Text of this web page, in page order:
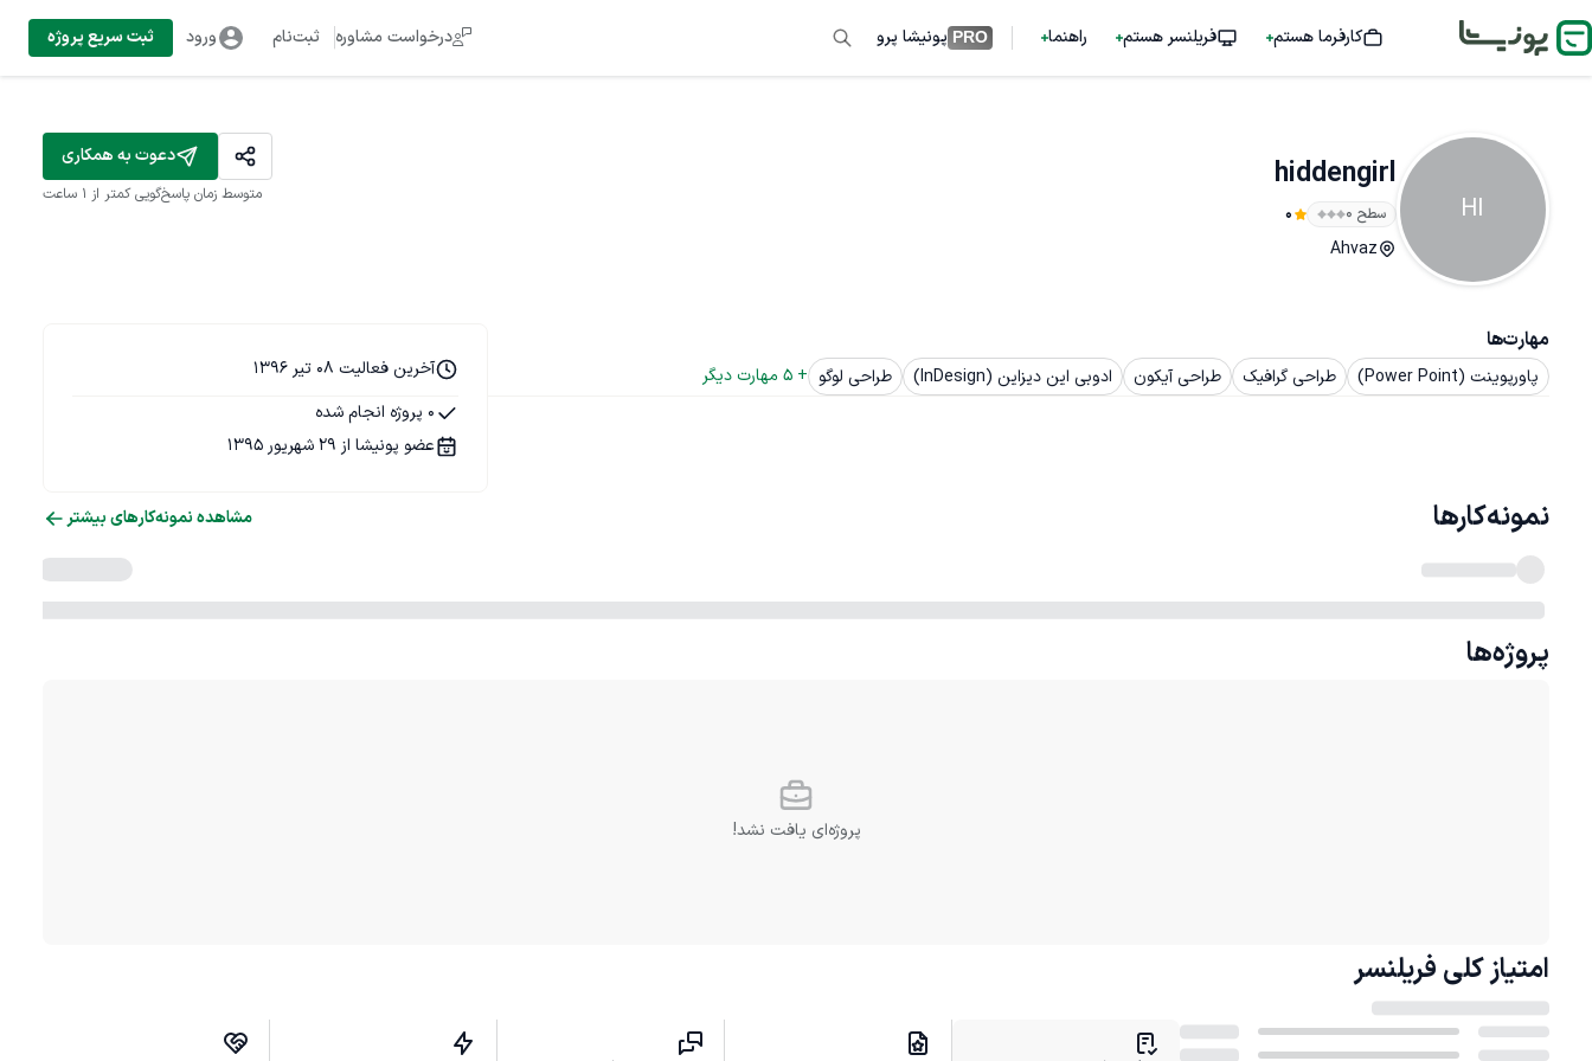
کارفرما هستم فریلنسر هستم راهنما PRO پونیشا پرو درخواست مشاوره ثبت‌نام ورود ثبت سریع پروژه
HI
hiddengirl
سطح ۰ 0
Ahvaz
دعوت به همکاری
متوسط زمان پاسخ‌گویی کمتر از 1 ساعت
مهارت‌ها
پاورپوینت (Power Point) طراحی گرافیک طراحی آیکون ادوبی این دیزاین (InDesign) طراحی لوگو +
5 مهارت دیگر
آخرین فعالیت 08 تیر 1396
0 پروژه انجام شده
عضو پونیشا از 29 شهریور 1395
نمونه‌کارها مشاهده نمونه‌کارهای بیشتر
پروژه‌ها
پروژه‌ای یافت نشد!
امتیاز کلی فریلنسر